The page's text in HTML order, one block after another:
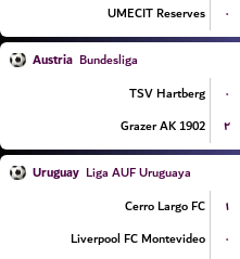
UMECIT Reserves
۰
Austria Bundesliga
TSV Hartberg
۰
Grazer AK 1902
۲
Uruguay Liga AUF Uruguaya
Cerro Largo FC
۱
Liverpool FC Montevideo
۰